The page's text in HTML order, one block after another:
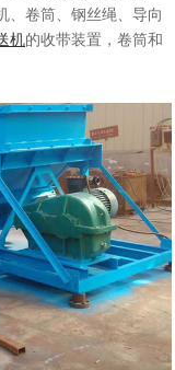
、卷筒、钢丝绳、导向
机的收带装置，卷筒和